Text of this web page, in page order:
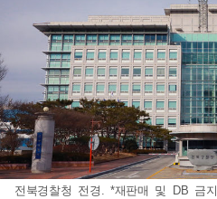
전북경찰청 전경. *재판매 및 DB 금지